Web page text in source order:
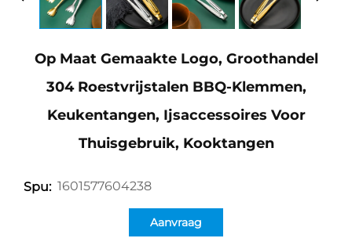
Op Maat Gemaakte Logo, Groothandel
304 Roestvrijstalen BBQ-Klemmen,
Keukentangen, Ijsaccessoires Voor
Thuisgebruik, Kooktangen
Spu: 1601577604238
Aanvraag